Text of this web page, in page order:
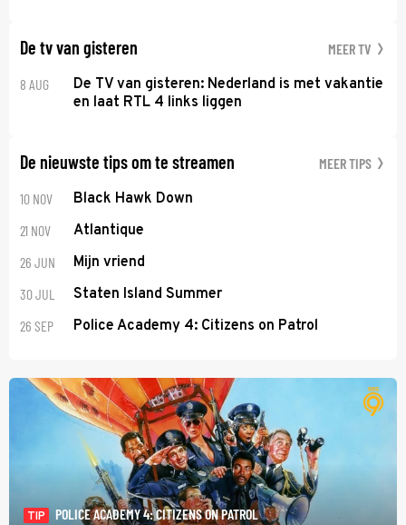
De tv van gisteren MEER TV
8 AUG
De TV van gisteren: Nederland is met vakantie
en laat RTL 4 links liggen
De nieuwste tips om te streamen MEER TIPS
10 NOV Black Hawk Down
21 NOV Atlantique
26 JUN Mijn vriend
30 JUL Staten Island Summer
26 SEP Police Academy 4: Citizens on Patrol
TIP
POLICE ACADEMY 4: CITIZENS ON PATROL